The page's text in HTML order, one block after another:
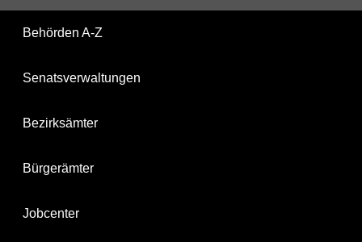
Behörden A-Z
Senatsverwaltungen
Bezirksämter
Bürgerämter
Jobcenter